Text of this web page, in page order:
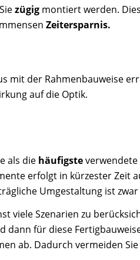
zügig montiert werden.
Zeitersparnis.
mit der Rahmenbauweise
auf die Optik.
als die häufigste
erfolgt in kürzester Zeit
Umgestaltung ist
viele Szenarien zu
für diese
ab. Dadurch vermeiden